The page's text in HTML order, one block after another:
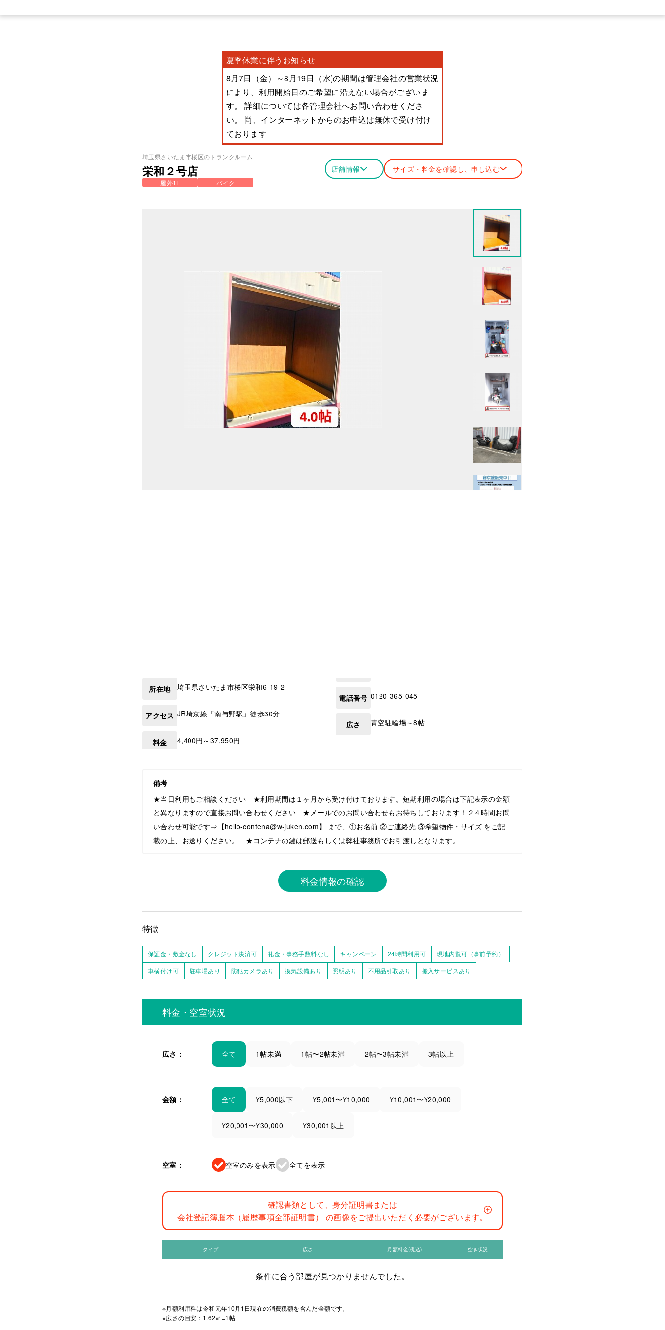
夏季休業に伴うお知らせ
8月7日（金）～8月19日（水)の期間は管理会社の営業状況
により、利用開始日のご希望に沿えない場合がございま
す。 詳細については各管理会社へお問い合わせくださ
い。 尚、インターネットからのお申込は無休で受け付け
ております
埼玉県さいたま市桜区のトランクルーム
栄和２号店
屋外1F バイク
店舗情報 サイズ・料金を確認し、申し込む
所在地 埼玉県さいたま市桜区栄和6-19-2
アクセス JR埼京線「南与野駅」徒歩30分
料金 4,400円～37,950円
電話番号 0120-365-045
広さ 青空駐輪場～8帖
備考
★当日利用もご相談ください ★利用期間は１ヶ月から受け付けております。短期利用の場合は下記表示の金額
と異なりますので直接お問い合わせください ★メールでのお問い合わせもお待ちしております！２４時間お問
い合わせ可能です⇒【hello-contena@w-juken.com】 まで、①お名前 ②ご連絡先 ③希望物件・サイズ をご記
載の上、お送りください。 ★コンテナの鍵は郵送もしくは弊社事務所でお引渡しとなります。
料金情報の確認
特徴
保証金・敷金なし クレジット決済可 礼金・事務手数料なし キャンペーン 24時間利用可
現地内覧可（事前予約）
車横付け可
駐車場あり 防犯カメラあり 換気設備あり 照明あり 不用品引取あり 搬入サービスあり
料金・空室状況
広さ： 全て 1帖未満 1帖〜2帖未満 2帖〜3帖未満 3帖以上
金額： 全て ¥5,000以下 ¥5,001〜¥10,000 ¥10,001〜¥20,000
¥20,001〜¥30,000 ¥30,001以上
空室： 空室のみを表示 全てを表示
確認書類として、身分証明書または
会社登記簿謄本（履歴事項全部証明書） の画像をご提出いただく必要がございます。
タイプ 広さ 月額料金(税込) 空き状況
条件に合う部屋が見つかりませんでした。
※月額利用料は令和元年10月1日現在の消費税額を含んだ金額です。
※広さの目安：1.62㎡=1帖